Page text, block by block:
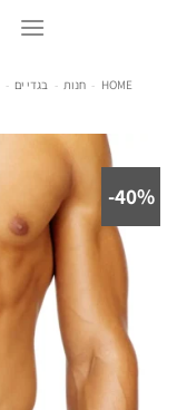
HOME
- חנות - בגדי ים -
40%-